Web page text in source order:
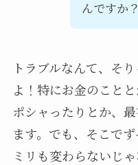
んですか？
トラブルなんて、そ
よ！特にお金のこと
ポシャったりとか、
ます。でも、そこで
ミリも変わらないじゃ